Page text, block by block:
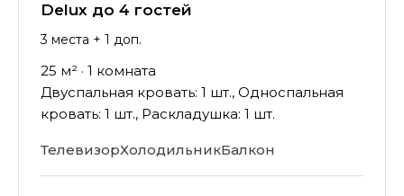
Delux до 4 гостей
3 места + 1 доп.
25 м² · 1 комната
Двуспальная кровать: 1 шт., Односпальная
кровать: 1 шт., Раскладушка: 1 шт.
ТелевизорХолодильникБалкон